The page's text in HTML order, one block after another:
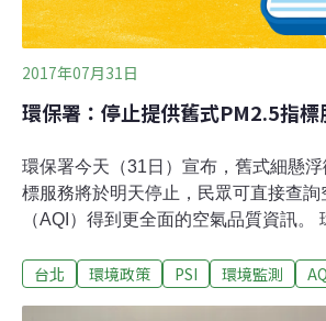
2017年07月31日
環保署：停止提供舊式PM2.5指標
環保署今天（31日）宣布，舊式細懸
標服務將於明天停止，民眾可直接查詢
（AQI）得到更全面的空氣品質資訊。 環保署在去年12月
氣品質監測網首頁、環境即時通APP及
台北 環境政策 PSI 環境監測